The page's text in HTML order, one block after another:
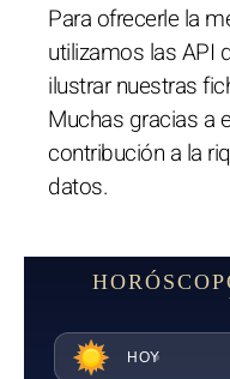
Para ofrecerle la
utilizamos las API
ilustrar nuestras
Muchas gracias a
contribución a la
datos.
HOY